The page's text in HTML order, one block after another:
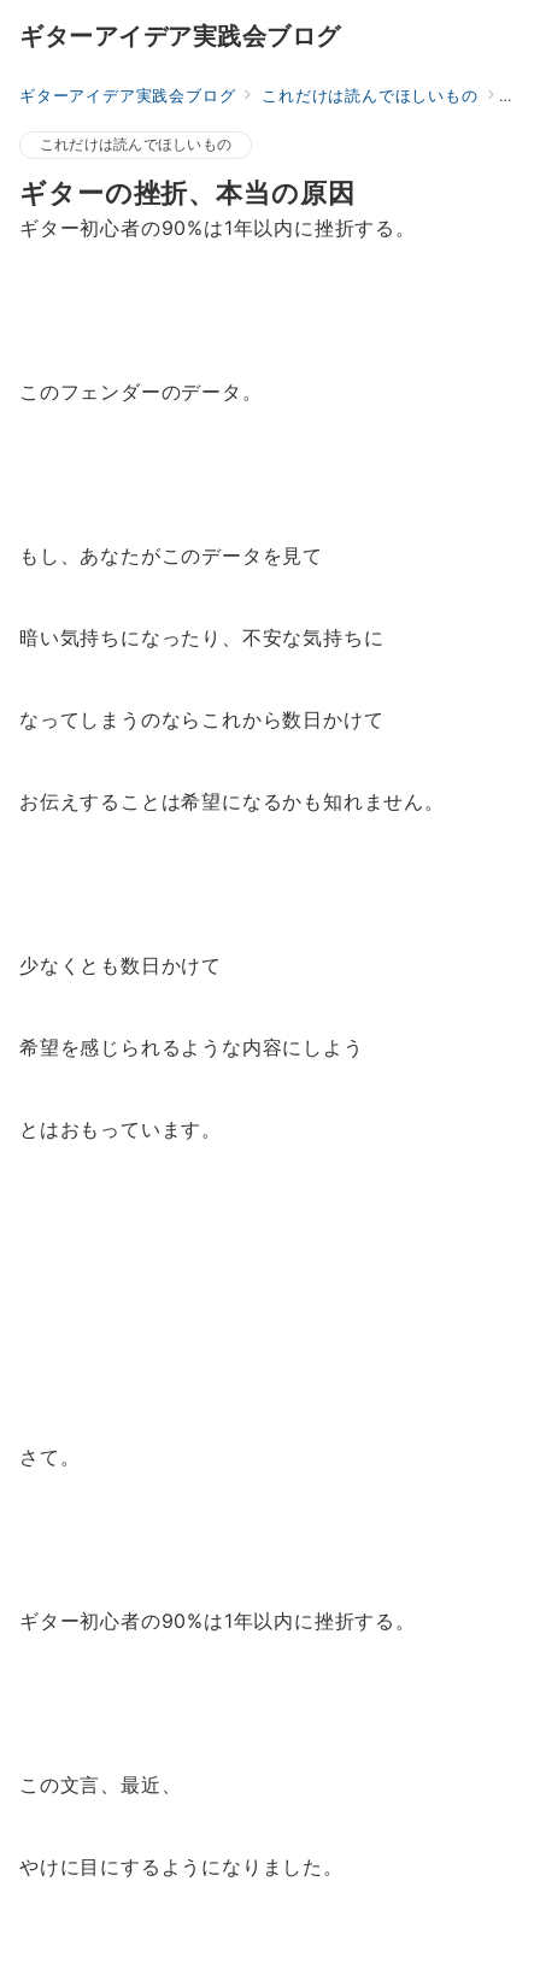
ギターアイデア実践会ブログ
ギターアイデア実践会ブログ これだけは読んでほしいもの ギ
これだけは読んでほしいもの
ギターの挫折、本当の原因
ギター初心者の90%は1年以内に挫折する。
このフェンダーのデータ。
もし、あなたがこのデータを見て
暗い気持ちになったり、不安な気持ちに
なってしまうのならこれから数日かけて
お伝えすることは希望になるかも知れません。
少なくとも数日かけて
希望を感じられるような内容にしよう
とはおもっています。
さて。
ギター初心者の90%は1年以内に挫折する。
この文言、最近、
やけに目にするようになりました。